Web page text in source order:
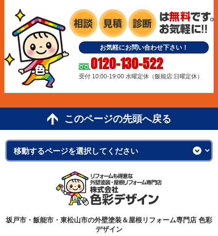
お気軽にお問い合わせ下さい！
0120-130-522
受付 10:00-19:00 水曜定休（飯能店:日曜定休）
このページの先頭へ戻る
坂戸市・飯能市・東松山市の外壁塗装＆屋根リフォーム専門店 色彩
デザイン